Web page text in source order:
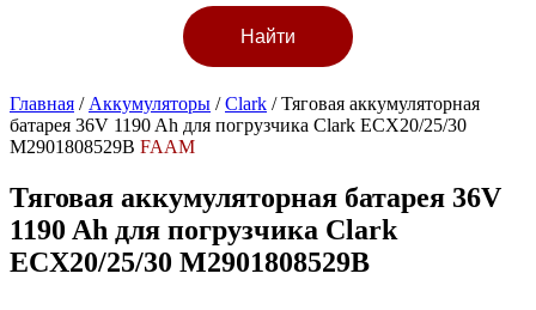
Главная / Аккумуляторы /Clark /Тяговая аккумуляторная
батарея 36V 1190 Ah для погрузчика Clark ECX20/25/30
M2901808529B FAAM
Тяговая аккумуляторная батарея 36V
1190 Ah для погрузчика Clark
ECX20/25/30 M2901808529B